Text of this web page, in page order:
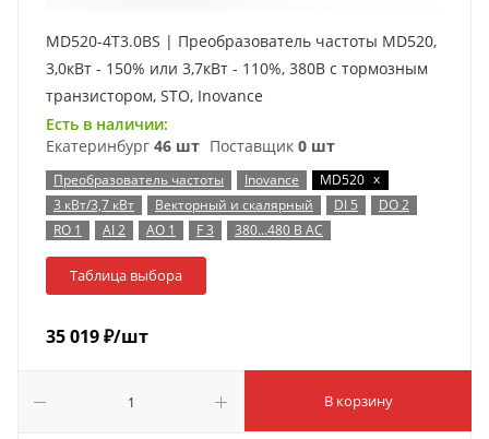
MD520-4T3.0BS | Преобразователь частоты MD520,
3,0кВт - 150% или 3,7кВт - 110%, 380В с тормозным
транзистором, STO, Inovance
Есть в наличии:
Екатеринбург 46 шт Поставщик 0 шт
Преобразователь частоты Inovance MD520 x
3 кВт/3,7 кВт
Векторный и скалярный DI 5
DO 2
RO 1
AI 2 AO 1 F 3 380…480 В AC
Таблица выбора
35 019₽/шт
В корзину